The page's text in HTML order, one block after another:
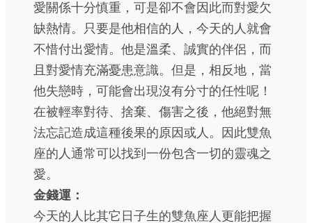
愛關係十分慎重，可是卻不會因此而對愛欠
缺熱情。只要是他相信的人，今天的人就會
不惜付出愛情。他是溫柔、誠實的伴侶，而
且對愛情充滿憂患意識。但是，相反地，當
他失戀時，可能會出現沒有分寸的任性呢！
在被輕率對待、捨棄、傷害之後，他絕對無
法忘記造成這種後果的原因或人。因此雙魚
座的人通常可以找到一份包含一切的靈魂之
愛。
金錢運：
今天的人比其它日子生的雙魚座人更能把握